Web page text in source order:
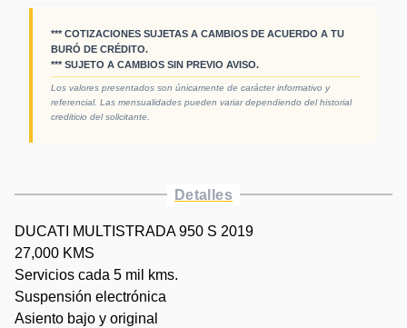
*** COTIZACIONES SUJETAS A CAMBIOS DE ACUERDO A TU
BURÓ DE CRÉDITO.
*** SUJETO A CAMBIOS SIN PREVIO AVISO.
Los valores presentados son únicamente de carácter informativo y
referencial. Las mensualidades pueden variar dependiendo del historial
crediticio del solicitante.
Detalles
DUCATI MULTISTRADA 950 S 2019
27,000 KMS
Servicios cada 5 mil kms.
Suspensión electrónica
Asiento bajo y original